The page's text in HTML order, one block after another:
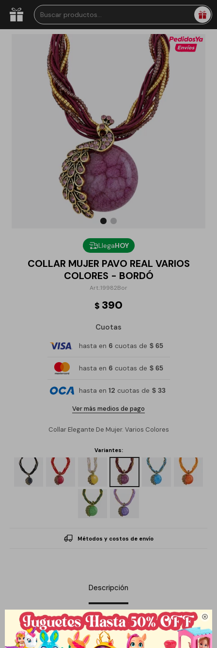

LlegaHOY
COLLAR MUJER PAVO REAL VARIOS
COLORES - BORDÓ
19982Bor
$ 390
Cuotas
hasta en 6 cuotas de $ 65
hasta en 6 cuotas de $ 65
hasta en 12 cuotas de $ 33
Ver más medios de pago
Collar Elegante De Mujer. Varios Colores
Variantes:
Métodos y costos de envío
Descripción
El collar Pavo Real de la marca Que Regalo es una pieza diseñada
para realzar la elegancia de la mujer moderna. Con un largo de